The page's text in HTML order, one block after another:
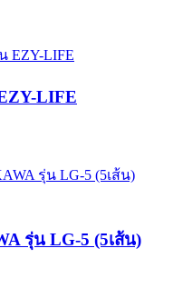
LIFE
รุ่น LG-5 (5เส้น)